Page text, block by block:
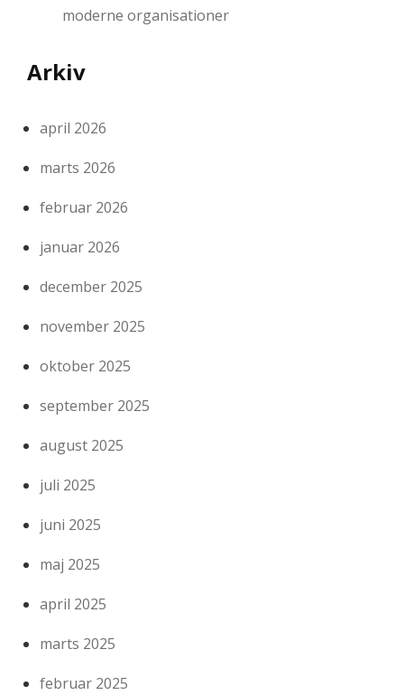
moderne organisationer
Arkiv
april 2026
marts 2026
februar 2026
januar 2026
december 2025
november 2025
oktober 2025
september 2025
august 2025
juli 2025
juni 2025
maj 2025
april 2025
marts 2025
februar 2025